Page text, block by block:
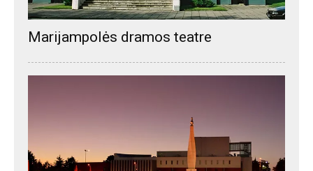
Marijampolės dramos teatre